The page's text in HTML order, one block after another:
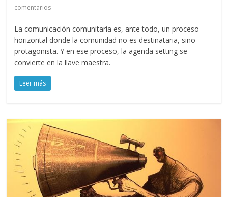
comentarios
La comunicación comunitaria es, ante todo, un proceso
horizontal donde la comunidad no es destinataria, sino
protagonista. Y en ese proceso, la agenda setting se
convierte en la llave maestra.
Leer más